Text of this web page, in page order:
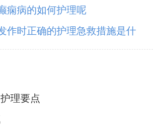
痫病的如何护理呢
作时正确的护理急救措施是什
理要点